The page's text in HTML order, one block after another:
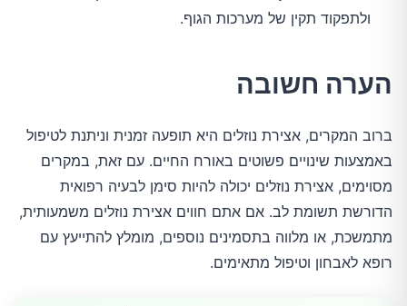
ולתפקוד תקין של מערכות הגוף.
הערה חשובה
רופא לאבחון וטיפול מתאימים.